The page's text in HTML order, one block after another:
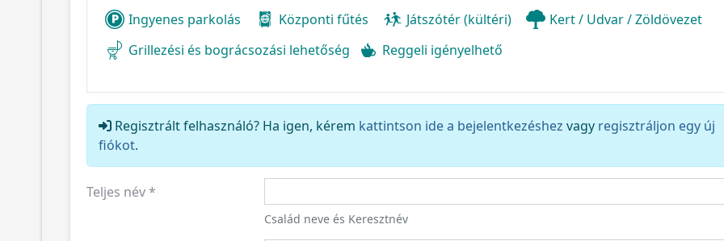
Ingyenes parkolás Központi fűtés Játszótér (kültéri)
Kert / Udvar / Zöldövezet
Grillezési és bográcsozási lehetőség
Reggeli igényelhető
Regisztrált felhasználó? Ha igen, kérem kattintson ide a bejelentkezéshez vagy regisztráljon egy új
fiókot.
Teljes név*
Család neve és Keresztnév